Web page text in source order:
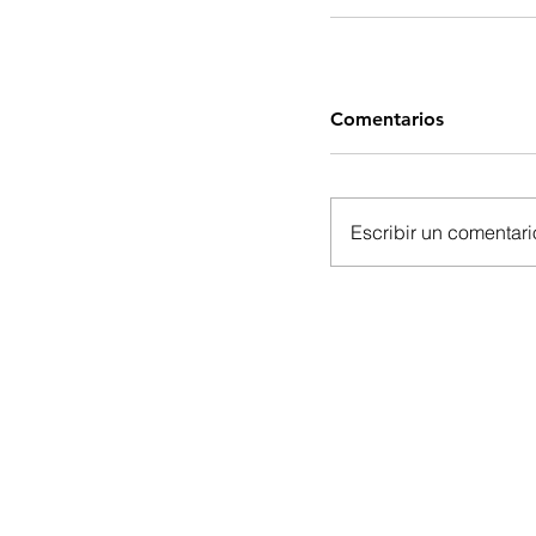
Comentarios
Escribir un